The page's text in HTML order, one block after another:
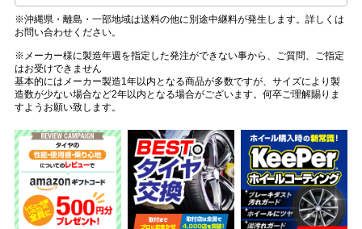
※沖縄県・離島・一部地域は送料の他に別途中継料が発生します。詳しくは
お問い合わせください。
※メーカー様に製造年週を指定した発注ができない事から、ご質問、ご指定
はお受けできません
基本的にはメーカー製造1年以内となる商品が多数ですが、サイズにより製
造数が少ない場合など2年以内となる場合がございます。何卒ご理解賜りま
すようお願い致します。